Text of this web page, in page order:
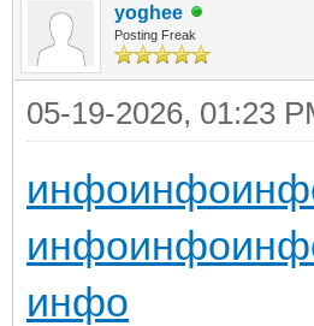
yoghee
Posting Freak
05-19-2026, 01:23
инфоинфо
инфоинфо
инфо